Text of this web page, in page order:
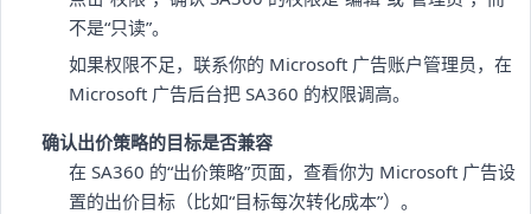
不是“只读”。
如果权限不足，联系你的 Microsoft 广告账户管理员，在
Microsoft 广告后台把 SA360 的权限调高。
确认出价策略的目标是否兼容
在 SA360 的“出价策略”页面，查看你为 Microsoft 广告设
置的出价目标（比如“目标每次转化成本”）。